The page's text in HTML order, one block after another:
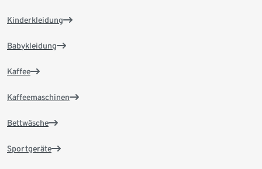
Kinderkleidung
Babykleidung
Kaffee
Kaffeemaschinen
Bettwäsche
Sportgeräte